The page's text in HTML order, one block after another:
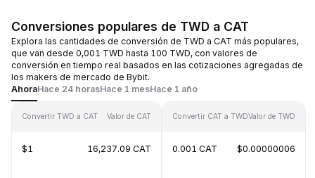
Conversiones populares de TWD a CAT
Explora las cantidades de conversión de TWD a CAT más populares,
que van desde 0,001 TWD hasta 100 TWD, con valores de
conversión en tiempo real basados en las cotizaciones agregadas de
los makers de mercado de Bybit.
AhoraHace 24 horasHace 1 mesHace 1 año
Convertir TWD a CAT Valor de CAT
$1 16,237.09 CAT
Convertir CAT a TWDValor de TWD
0.001 CAT $0.00000006